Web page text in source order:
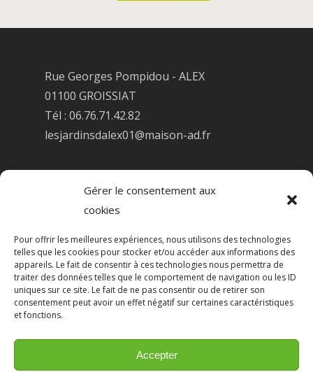
Gérer le consentement aux
cookies
Pour offrir les meilleures expériences, nous utilisons des technologies
telles que les cookies pour stocker et/ou accéder aux informations des
appareils. Le fait de consentir à ces technologies nous permettra de
traiter des données telles que le comportement de navigation ou les ID
uniques sur ce site. Le fait de ne pas consentir ou de retirer son
consentement peut avoir un effet négatif sur certaines caractéristiques
et fonctions.
Accepter
Rue Georges Pompidou - ALEX
01100 GROISSIAT
Tél : 06.76.71.42.82
lesjardinsdalex01@maison-ad.fr